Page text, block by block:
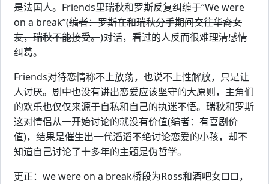
是法国人。Friends里瑞秋和罗斯反复纠缠于“We were
on a break”(编者：罗斯在和瑞秋分手期间交往华裔女
友，瑞秋不能接受。)对话，看过的人反而很难理清感情
纠葛。
Friends对待恋情称不上放荡，也说不上性解放，只是让
人讨厌。剧中也没有讲出恋爱应该坚守的大原则，主角们
的欢乐也仅仅来源于自私和自己的执迷不悟。瑞秋和罗斯
这对情侣从一开始讨论的就没有价值(编者：有喜剧价
值)，结果是催生出一代滔滔不绝讨论恋爱的小孩，却不
知道自己讨论了十多年的主题是伪哲学。
更正：we were on a break桥段为Ross和酒吧女□□，